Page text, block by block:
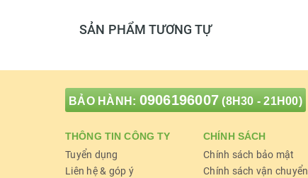
SẢN PHẨM TƯƠNG TỰ
BẢO HÀNH: 0906196007 (8H30 - 21H00)
THÔNG TIN CÔNG TY
Tuyển dụng
Liên hệ & góp ý
CHÍNH SÁCH
Chính sách bảo mật
Chính sách vận chuyển